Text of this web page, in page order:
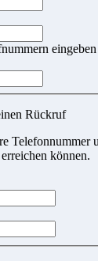
eingeben
Rückruf
Telefonnummer
können.